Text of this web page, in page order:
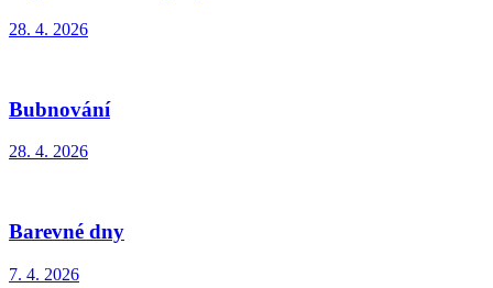
28. 4. 2026
Bubnování
28. 4. 2026
Barevné dny
7. 4. 2026